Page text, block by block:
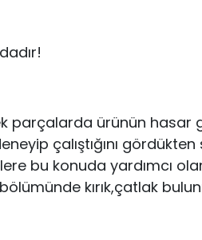
parçalarda ürünün hasar
çalıştığını gördükten
bu konuda yardımcı
kırık,çatlak